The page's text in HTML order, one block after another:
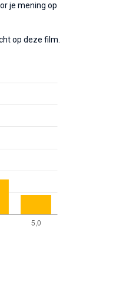
je mening op
op deze film.